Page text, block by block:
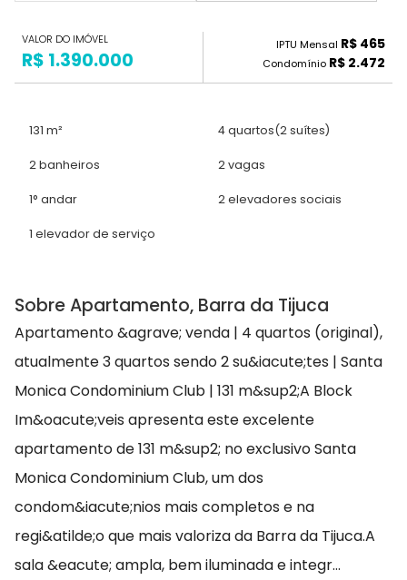
VALOR DO IMÓVEL
R$ 1.390.000
IPTU Mensal R$ 465
Condomínio R$ 2.472
131 m² 4 quartos(2 suítes)
2 banheiros 2 vagas
1° andar 2 elevadores sociais
1 elevador de serviço
Sobre Apartamento, Barra da Tijuca
Apartamento &agrave; venda | 4 quartos (original),
atualmente 3 quartos sendo 2 su&iacute;tes | Santa
Monica Condominium Club | 131 m&sup2;A Block
Im&oacute;veis apresenta este excelente
apartamento de 131 m&sup2; no exclusivo Santa
Monica Condominium Club, um dos
condom&iacute;nios mais completos e na
regi&atilde;o que mais valoriza da Barra da Tijuca.A
sala &eacute; ampla, bem iluminada e integr...